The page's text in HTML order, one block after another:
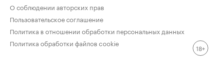
О соблюдении авторских прав
Пользовательское соглашение
Политика в отношении обработки персональных данных
Политика обработки файлов cookie
18+